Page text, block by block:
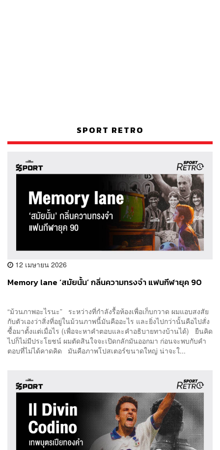
SPORT RETRO
12 เมษายน 2026
Memory lane ‘สมัยนั้น’ กลิ่นความทรงจำ แฟนกีฬายุค 90
“ม้วนภาพอะไรนะ” ระหว่างที่กำลังรื้อห้องเพื่อเก็บกวาด ผมแอบสงสัย
กับตัวเองว่าสิ่งที่อยู่ในม้วนภาพนี้มันคืออะไร และยิ่งไปกว่านั้นคือไปสั่ง
ซื้อมาตั้งแต่เมื่อไร (เพื่อจะหาคำตอบและคำอธิบายทางบ้านได้) ยืนคิด
ไปก็ไม่มีประโยชน์ ผมตัดสินใจจะเปิดกลักมันออกมา ก่อนจะพบกับคำ
ตอบที่ไม่ได้คาดคิด มันคือภาพโปสเตอร์ขนาดใหญ่ น่าจะใ...